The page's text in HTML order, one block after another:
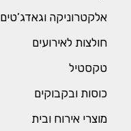
אלקטרוניקה וגאדג’טים
חולצות לאירועים
טקסטיל
כוסות ובקבוקים
מוצרי אירוח ובית